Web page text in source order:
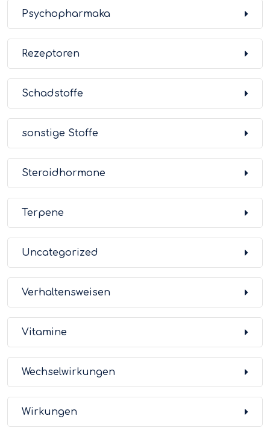
Psychopharmaka
Rezeptoren
Schadstoffe
sonstige Stoffe
Steroidhormone
Terpene
Uncategorized
Verhaltensweisen
Vitamine
Wechselwirkungen
Wirkungen